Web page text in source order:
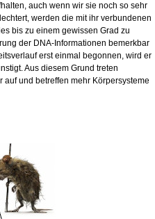
auch wenn wir sie noch so sehr
werden die mit ihr verbundenen
bis zu einem gewissen Grad zu
der DNA-Informationen bemerkbar
erst einmal begonnen, wird er
Aus diesem Grund treten
und betreffen mehr Körpersysteme